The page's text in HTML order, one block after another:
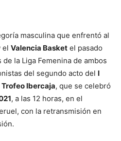
masculina que enfrentó al
el Valencia Basket el pasado
la Liga Femenina de ambos
del segundo acto del I
Ibercaja, que se celebró
, a las 12 horas, en el
con la retransmisión en